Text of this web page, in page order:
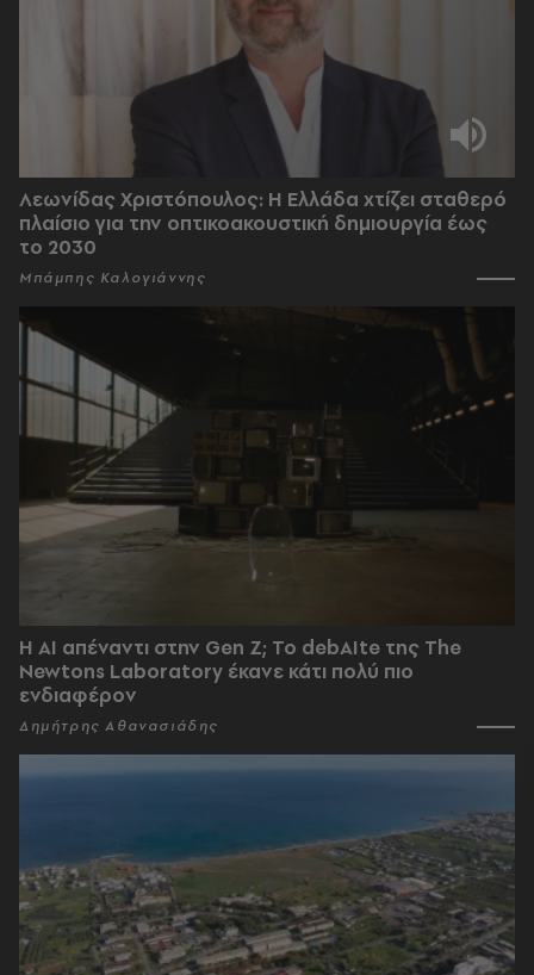
Λεωνίδας Χριστόπουλος: Η Ελλάδα χτίζει σταθερό
πλαίσιο για την οπτικοακουστική δημιουργία έως
το 2030
Μπάμπης Καλογιάννης
Η AI απέναντι στην Gen Z; Το debAIte της The
Newtons Laboratory έκανε κάτι πολύ πιο
ενδιαφέρον
Δημήτρης Αθανασιάδης